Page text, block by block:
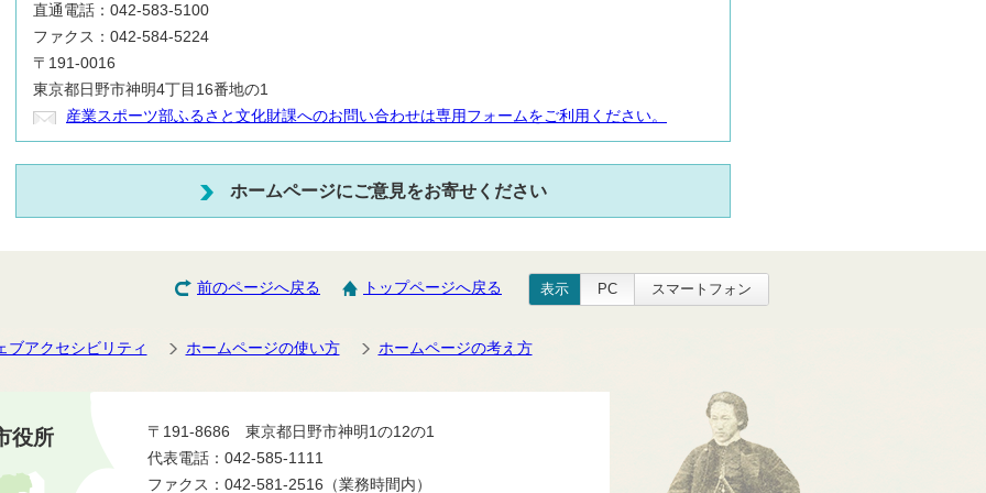
直通電話：042-583-5100
ファクス：042-584-5224
〒191-0016
東京都日野市神明4丁目16番地の1
産業スポーツ部ふるさと文化財課へのお問い合わせは専用フォームをご利用ください。
ホームページにご意見をお寄せください
前のページへ戻る トップページへ戻る 表示 PC スマートフォン
ブアクセシビリティ ホームページの使い方 ホームページの考え方
役所
〒191-8686 東京都日野市神明1の12の1
代表電話：042-585-1111
ファクス：042-581-2516（業務時間内）